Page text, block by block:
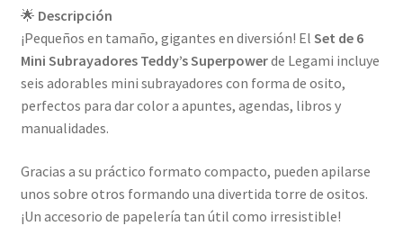
🌟 Descripción
¡Pequeños en tamaño, gigantes en diversión! El Set de 6
Mini Subrayadores Teddy’s Superpowerde Legami incluye
seis adorables mini subrayadores con forma de osito,
perfectos para dar color a apuntes, agendas, libros y
manualidades.
Gracias a su práctico formato compacto, pueden apilarse
unos sobre otros formando una divertida torre de ositos.
¡Un accesorio de papelería tan útil como irresistible!